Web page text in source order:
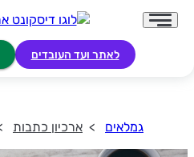
לאתר ועד העובדים
גמלאים ארכיון כתבות